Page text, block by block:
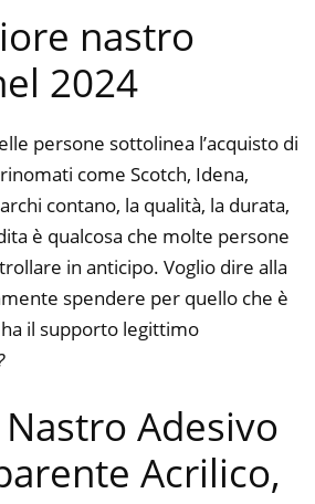
nastro
2024
persone sottolinea l’acquisto di
come Scotch, Idena,
contano, la qualità, la durata,
è qualcosa che molte persone
in anticipo. Voglio dire alla
spendere per quello che è
il supporto legittimo
Adesivo
Acrilico,